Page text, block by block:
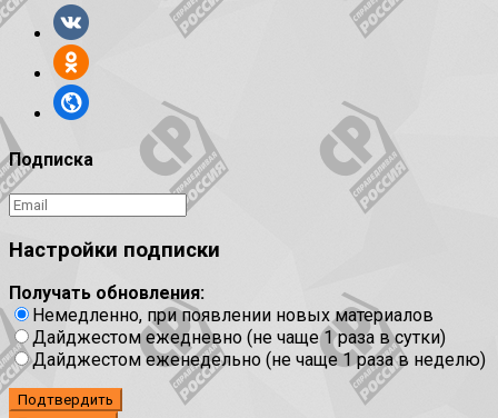
Подписка
Настройки подписки
Получать обновления:
Немедленно, при появлении новых материалов
Дайджестом ежедневно (не чаще 1 раза в сутки)
Дайджестом еженедельно (не чаще 1 раза в неделю)
Подтвердить